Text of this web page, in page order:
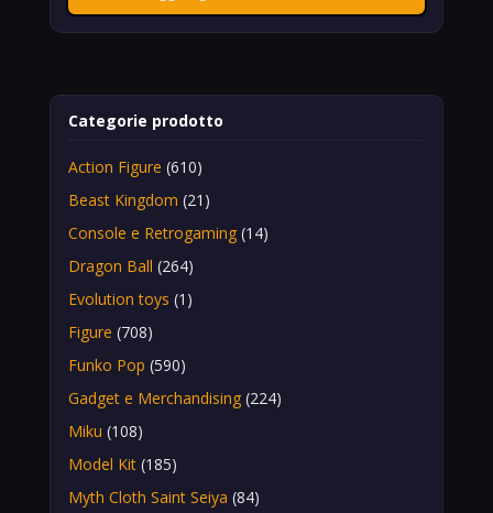
Categorie prodotto
Action Figure (610)
Beast Kingdom (21)
Console e Retrogaming (14)
Dragon Ball (264)
Evolution toys (1)
Figure (708)
Funko Pop (590)
Gadget e Merchandising (224)
Miku (108)
Model Kit (185)
Myth Cloth Saint Seiya (84)